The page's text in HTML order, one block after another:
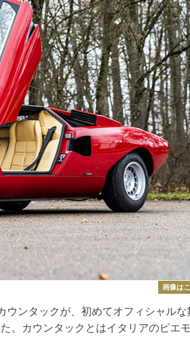
画像は
ンタックが、初めてオフィシャルな
。カウンタックとはイタリアのピエ